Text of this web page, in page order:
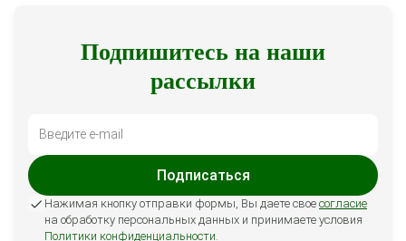
Подпишитесь на наши
рассылки
Подписаться
Нажимая кнопку отправки формы, Вы даете свое согласие
на обработку персональных данных и принимаете условия
Политики конфиденциальности.